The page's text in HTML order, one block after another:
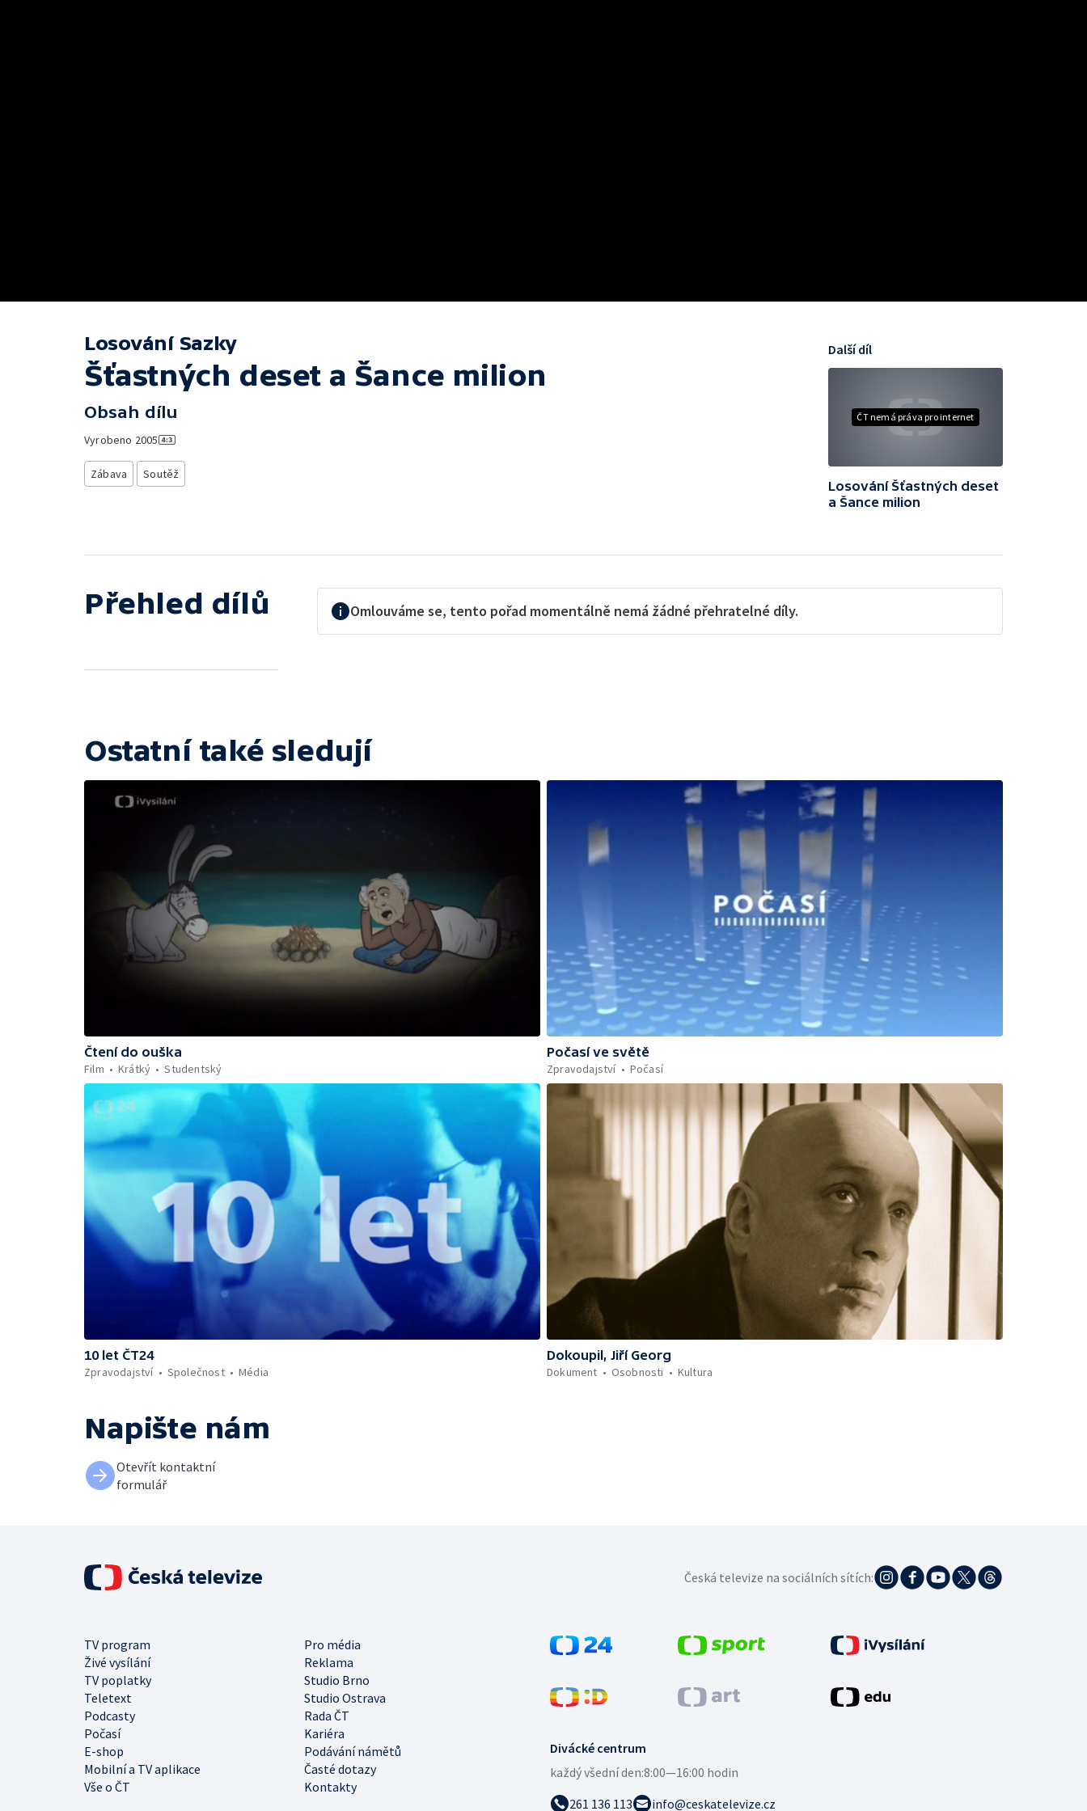
Losování Sazky
Šťastných deset a Šance milion
Obsah dílu
Vyrobeno 2005
Zábava Soutěž
ČT nemá práva pro internet
Další díl
Losování Šťastných deset
a Šance milion
Přehled dílů Omlouváme se, tento pořad momentálně nemá žádné přehratelné díly.
Ostatní také sledují
Čtení do ouška
Film
Krátký Studentský
Počasí ve světě
Zpravodajství
Počasí
10 let ČT24
Zpravodajství
Společnost Média
Dokoupil, Jiří Georg
Dokument
Osobnosti Kultura
Napište nám
Otevřít kontaktní
formulář
Divácké centrum
každý všední den:8:00—16:00 hodin
261 136 113
info@ceskatelevize.cz
TV program
Pro média
Živé vysílání
Reklama
TV poplatky
Studio Brno
Teletext
Studio Ostrava
Podcasty
Rada ČT
Počasí
Kariéra
E-shop
Podávání námětů
Mobilní a TV aplikace
Časté dotazy
Vše o ČT
Kontakty
Česká televize na sociálních sítích: